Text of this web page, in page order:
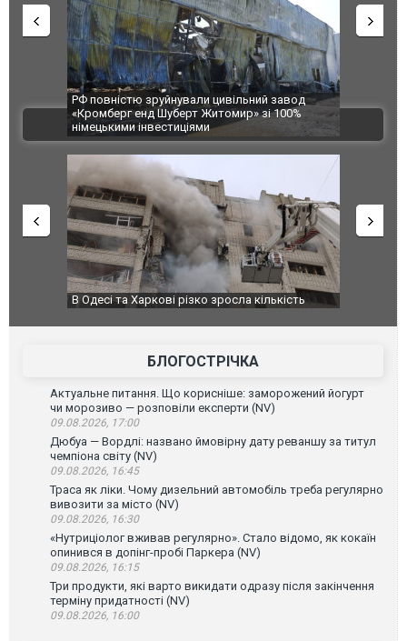
зруйнували цивільний завод
енд Шуберт Житомир» зі 100%
інвестиціями
В Одесі та Харкові різко зросла
постраждалих від обстрілу РФ
ВІДЕО
Харкові різко зросла кількість
У парламенті Косово прем'єра
БЛОГОСТРІЧКА
Актуальне питання. Що корисніше: заморожений йогурт
чи морозиво — розповіли експерти (NV)
09.08.2026, 17:00
Дюбуа — Вордлі: названо ймовірну дату реваншу за титул
чемпіона світу (NV)
09.08.2026, 16:45
Траса як ліки. Чому дизельний автомобіль треба регулярно
вивозити за місто (NV)
09.08.2026, 16:30
«Нутриціолог вживав регулярно». Стало відомо, як кокаїн
опинився в допінг-пробі Паркера (NV)
09.08.2026, 16:15
Три продукти, які варто викидати одразу після закінчення
терміну придатності (NV)
09.08.2026, 16:00